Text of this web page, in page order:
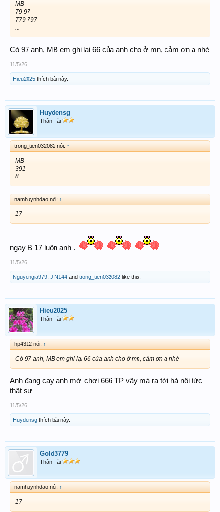
MB
79 97
779 797
...
Có 97 anh, MB em ghi lại 66 của anh cho ở mn, cảm ơn a nhé
11/5/26
Hieu2025 thích bài này.
Huydensg
Thần Tài
trong_tien032082 nói: ↑
MB
391
8
namhuynhdao nói: ↑
17
ngay B 17 luôn anh .
11/5/26
Nguyengia979 JIN144 and trong_tien032082 like this.
Hieu2025
Thần Tài
hp4312 nói: ↑
Có 97 anh, MB em ghi lại 66 của anh cho ở mn, cảm ơn a nhé
Anh đang cay anh mới chơi 666 TP vậy mà ra tới hà nội tức
thật sự
11/5/26
Huydensg thích bài này.
Gold3779
Thần Tài
namhuynhdao nói: ↑
17